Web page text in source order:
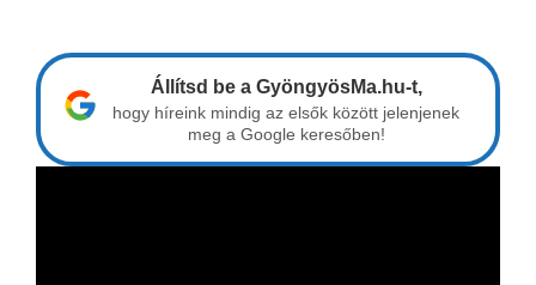
Állítsd be a GyöngyösMa.hu-t,
hogy híreink mindig az elsők között jelenjenek
meg a Google keresőben!